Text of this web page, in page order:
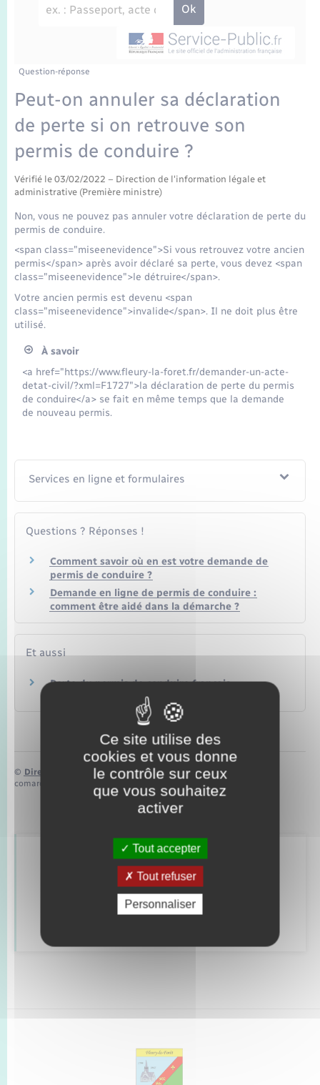
Etat-civil - Papiers - Citoyenneté
Parrainage civil
Concessions funéraires
Nouvel habitant
Numérique
Organisation d’événement
Sécurité - Prévention
Seniors
Transports
Transports scolaires
Voirie et espace public
Travaux - Autorisation d’occupation de l’espace
Plan interactif
Question-réponse
Peut-on annuler sa déclaration
de perte si on retrouve son
permis de conduire ?
Vérifié le 03/02/2022 – Direction de l'information légale et
administrative (Première ministre)
Non, vous ne pouvez pas annuler votre déclaration de perte du
permis de conduire.
<span class="miseenevidence">Si vous retrouvez votre ancien
permis</span> après avoir déclaré sa perte, vous devez <span
class="miseenevidence">le détruire</span>.
Votre ancien permis est devenu <span
class="miseenevidence">invalide</span>. Il ne doit plus être
utilisé.
À savoir
<a href="https://www.fleury-la-foret.fr/demander-un-acte-
detat-civil/?xml=F1727">la déclaration de perte du permis
de conduire</a> se fait en même temps que la demande
de nouveau permis.
Services en ligne et formulaires
Questions ? Réponses !
Comment savoir où en est votre demande de
permis de conduire ?
Demande en ligne de permis de conduire :
comment être aidé dans la démarche ?
Et aussi
Perte du permis de conduire français
© Direction de l’information légale et administrative
comarquage developpé par
Retrouvez aussi
Déclarer à l’état civil
Ce site utilise des
cookies et vous donne
le contrôle sur ceux
que vous souhaitez
activer
Tout accepter
Tout refuser
Personnaliser